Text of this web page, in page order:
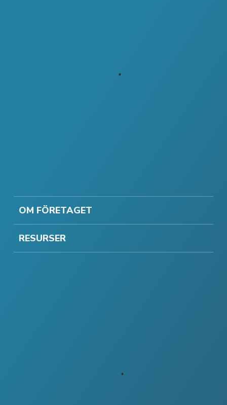
OM FÖRETAGET
RESURSER